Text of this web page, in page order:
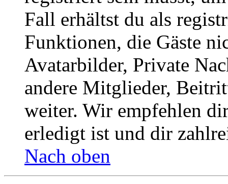
Fall erhältst du als
Funktionen, die Gäste
Avatarbilder, Private
andere Mitglieder,
weiter. Wir empfehlen
erledigt ist und dir
Nach oben